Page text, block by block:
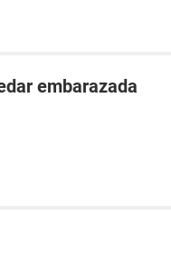
embarazada